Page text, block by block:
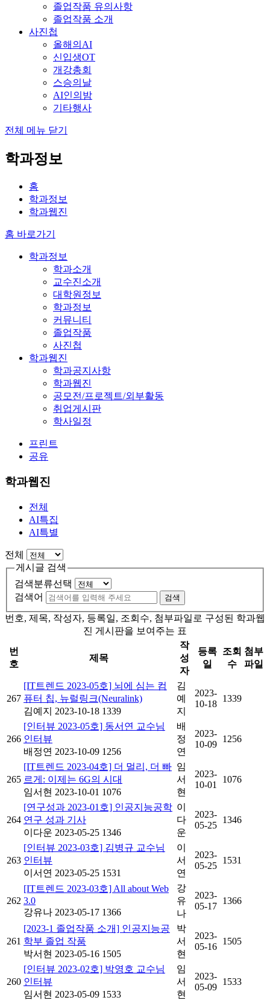
졸업작품 유의사항
졸업작품 소개
사진첩
올해의AI
신입생OT
개강총회
스승의날
AI인의밤
기타행사
전체 메뉴 닫기
학과정보
홈
학과정보
학과웹진
홈 바로가기
학과정보
학과소개
교수진소개
대학원정보
학과정보
커뮤니티
졸업작품
사진첩
학과웹진
학과공지사항
학과웹진
공모전/프로젝트/외부활동
취업게시판
학사일정
프린트
공유
학과웹진
전체
AI특집
AI특별
전체
게시글 검색
검색분류선택
검색어
검색
번호, 제목, 작성자, 등록일, 조회수, 첨부파일로 구성된 학과웹
진 게시판을 보여주는 표
번
호
제목
작
성
자
등록
일
조회
수
첨부
파일
267
[IT트렌드 2023-05호] 뇌에 심는 컴
퓨터 칩, 뉴럴링크(Neuralink)
김예지
2023-10-18 1339
김
예
지
2023-
10-18
1339
266
[인터뷰 2023-05호] 동서연 교수님
인터뷰
배정연 2023-10-09 1256
배
정
연
2023-
10-09
1256
265
[IT트렌드 2023-04호] 더 멀리, 더 빠
르게: 이제는 6G의 시대
임서현 2023-10-01 1076
임
서
현
2023-
10-01
1076
264
[연구성과 2023-01호] 인공지능공학
연구 성과 기사
이다운 2023-05-25 1346
이
다
운
2023-
05-25
1346
263
[인터뷰 2023-03호] 김병규 교수님
인터뷰
이서연 2023-05-25 1531
이
서
연
2023-
05-25
1531
262
[IT트렌드 2023-03호] All about Web
3.0
강유나 2023-05-17 1366
강
유
나
2023-
05-17
1366
261
[2023-1 졸업작품 소개] 인공지능공
학부 졸업 작품
박서현 2023-05-16 1505
박
서
현
2023-
05-16
1505
260
[인터뷰 2023-02호] 박영호 교수님
인터뷰
임서현 2023-05-09 1533
임
서
현
2023-
05-09
1533